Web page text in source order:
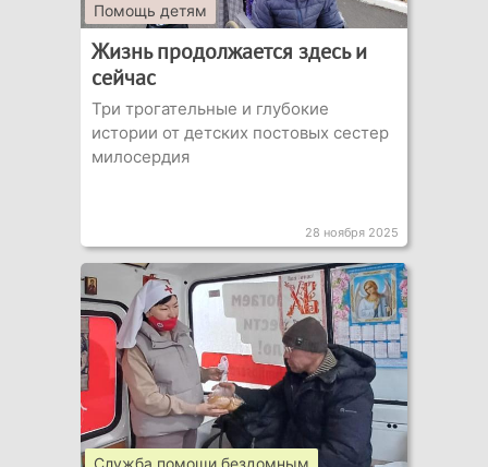
Помощь детям
Жизнь продолжается здесь и
сейчас
Три трогательные и глубокие
истории от детских постовых сестер
милосердия
28 ноября 2025
Служба помощи бездомным